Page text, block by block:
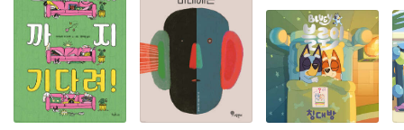
는 보이는 세계와 보이지 않는 세계가 형광빛으로 일렁인다. 강렬한 색과
음영의 긴장, 상식을 허무는 아이의 예리한 질문, 고개를 절레절레 흔들면
서도 그 질문을 따라가는 아빠의 다정함. 이 모두가 어우러져 잠자리 철학
그림책이 태어났다. 탁월하다!
▶미디어 추천글